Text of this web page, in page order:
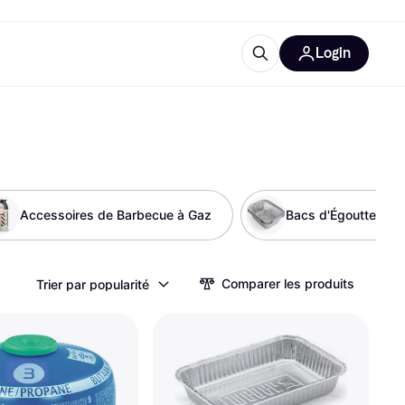
Login
Accessoires de Barbecue à Gaz Bacs d'Égouttement
Trier par popularité Comparer les produits